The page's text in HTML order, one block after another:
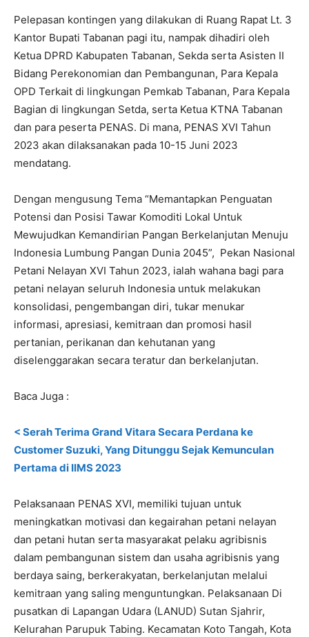
Pelepasan kontingen yang dilakukan di Ruang Rapat Lt. 3
Kantor Bupati Tabanan pagi itu, nampak dihadiri oleh
Ketua DPRD Kabupaten Tabanan, Sekda serta Asisten II
Bidang Perekonomian dan Pembangunan, Para Kepala
OPD Terkait di lingkungan Pemkab Tabanan, Para Kepala
Bagian di lingkungan Setda, serta Ketua KTNA Tabanan
dan para peserta PENAS. Di mana, PENAS XVI Tahun
2023 akan dilaksanakan pada 10-15 Juni 2023
mendatang.
Dengan mengusung Tema “Memantapkan Penguatan
Potensi dan Posisi Tawar Komoditi Lokal Untuk
Mewujudkan Kemandirian Pangan Berkelanjutan Menuju
Indonesia Lumbung Pangan Dunia 2045”, Pekan Nasional
Petani Nelayan XVI Tahun 2023, ialah wahana bagi para
petani nelayan seluruh Indonesia untuk melakukan
konsolidasi, pengembangan diri, tukar menukar
informasi, apresiasi, kemitraan dan promosi hasil
pertanian, perikanan dan kehutanan yang
diselenggarakan secara teratur dan berkelanjutan.
Baca Juga :
< Serah Terima Grand Vitara Secara Perdana ke
Customer Suzuki, Yang Ditunggu Sejak Kemunculan
Pertama di IIMS 2023
Pelaksanaan PENAS XVI, memiliki tujuan untuk
meningkatkan motivasi dan kegairahan petani nelayan
dan petani hutan serta masyarakat pelaku agribisnis
dalam pembangunan sistem dan usaha agribisnis yang
berdaya saing, berkerakyatan, berkelanjutan melalui
kemitraan yang saling menguntungkan. Pelaksanaan Di
pusatkan di Lapangan Udara (LANUD) Sutan Sjahrir,
Kelurahan Parupuk Tabing. Kecamatan Koto Tangah, Kota